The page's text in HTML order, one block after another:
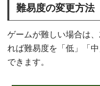
難易度の変更方法
ゲームが難しい場合は
れば難易度を「低」「
できます。